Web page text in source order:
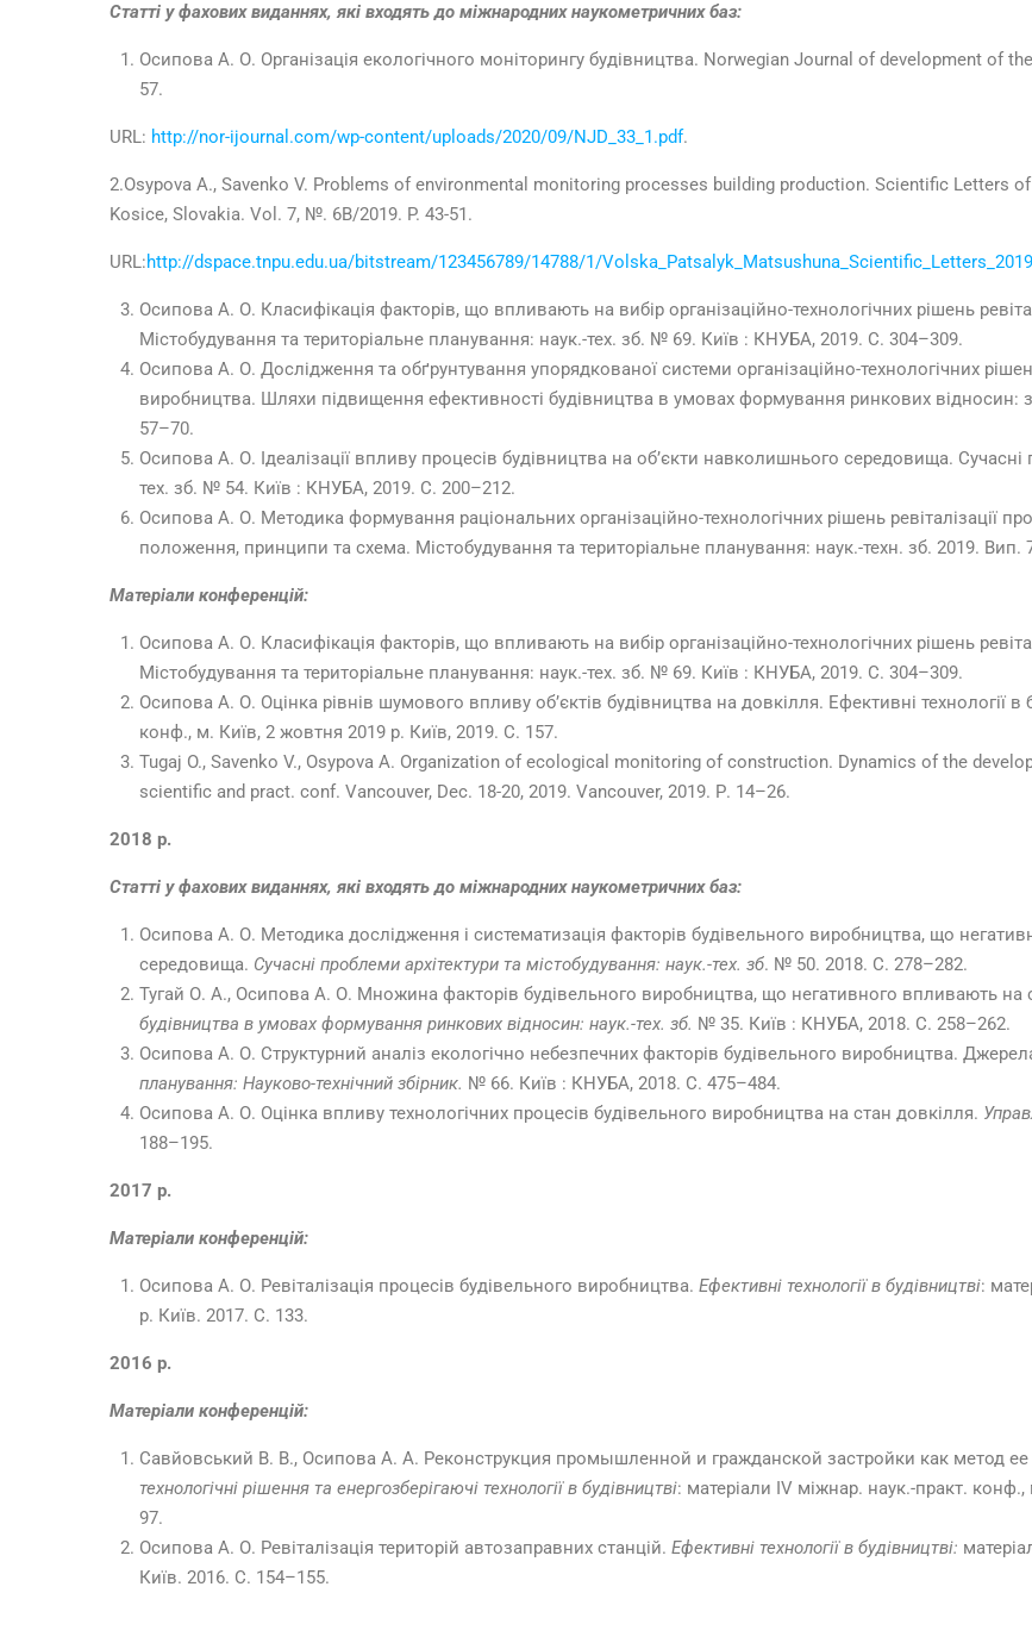
Статті у фахових виданнях, які входять до міжнародних наукометричних баз:
Осипова А. О. Організація екологічного моніторингу будівництва. Norwegian Journal of development of
57.
URL: http://nor-ijournal.com/wp-content/uploads/2020/09/NJD_33_1.pdf.
2.Osypova A., Savenko V. Problems of environmental monitoring processes building production. Scientific Letters
Kosice, Slovakia. Vol. 7, №. 6B/2019. P. 43-51.
URL:http://dspace.tnpu.edu.ua/bitstream/123456789/14788/1/
Осипова А. О. Класифікація факторів, що впливають на вибір організаційно-технологічних рішень
Містобудування та територіальне планування: наук.-тех. зб. № 69. Київ : КНУБА, 2019. С. 304–309.
Осипова А. О. Дослідження та обґрунтування упорядкованої системи організаційно-технологічних
виробництва. Шляхи підвищення ефективності будівництва в умовах формування ринкових відносин:
57–70.
Осипова А. О. Ідеалізації впливу процесів будівництва на об’єкти навколишнього середовища. Сучасні
тех. зб. № 54. Київ : КНУБА, 2019. С. 200–212.
Осипова А. О. Методика формування раціональних організаційно-техноло­гіч­них рішень ревіталізації
положення, принципи та схема. Містобудування та територіальне планування: наук.-техн. зб. 2019. Вип.
Матеріали конференцій:
Осипова А. О. Класифікація факторів, що впливають на вибір організаційно-технологічних рішень
Містобудування та територіальне планування: наук.-тех. зб. № 69. Київ : КНУБА, 2019. С. 304–309.
Осипова А. О. Оцінка рівнів шумового впливу об’єктів будівництва на довкілля. Ефективні тех­нології в
конф., м. Київ, 2 жовтня 2019 р. Київ, 2019. С. 157.
Tugaj O., Savenko V., Osypova A. Organization of ecological monitoring of construction. Dynamics of the
scientific and pract. conf. Vancouver, Dec. 18-20, 2019. Vancouver, 2019. Р. 14–26.
2018 р.
Статті у фахових виданнях, які входять до міжнародних наукометричних баз:
Осипова А. О. Методика дослідження і систематизація факторів будівельного виробництва, що
середовища. Сучасні проблеми архітектури та містобудування: наук.-тех. зб. № 50. 2018. С. 278–282.
Тугай О. А., Осипова А. О. Множина факторів будівельного виробництва, що негативного впливають на
будівництва в умовах формування ринкових відносин: наук.-тех. зб. № 35. Київ : КНУБА, 2018. С. 258–262.
Осипова А. О. Структурний аналіз екологічно небезпечних факторів будівельного виробництва.
планування: Науково-технічний збірник. № 66. Київ : КНУБА, 2018. С. 475–484.
Осипова А. О. Оцінка впливу технологічних процесів будівельного виробництва на стан довкілля.
188–195.
2017 р.
Матеріали конференцій:
Осипова А. О. Ревіталізація процесів будівельного виробництва. Ефективні технології в будівництві:
р. Київ. 2017. С. 133.
2016 р.
Матеріали конференцій:
Савйовський В. В., Осипова А. А. Реконструкция промышленной и гражданской застройки как метод ее
технологічні рішення та енергозберігаючі технології в будівництві: матеріали ІV міжнар. наук.-практ.
97.
Осипова А. О. Ревіталізація територій автозаправних станцій. Ефективні технології в будівництві:
Київ. 2016. С. 154–155.